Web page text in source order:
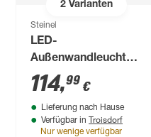
2Varianten
Steinel
LED-
Außenwandleuchte
'L 240 S' mit
Bewegungssensor
9,3 W 946 lm
warmweiß IP 44 16,5
114,99 €
Lieferung nach Hause
Verfügbar in Troisdorf
Nur wenige verfügbar